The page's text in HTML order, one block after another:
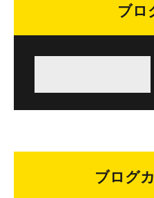
ブロ
ブログ